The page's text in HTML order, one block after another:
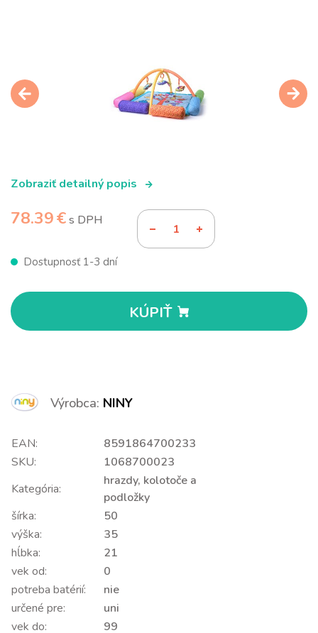
Zobraziť detailný popis
78.39 €s DPH
Dostupnosť 1-3 dní
KÚPIŤ
Výrobca: NINY
EAN:
8591864700233
SKU:
1068700023
Kategória:
hrazdy, kolotoče a
podložky
šírka:
50
výška:
35
hĺbka:
21
vek od:
0
potreba batérií:
nie
určené pre:
uni
vek do:
99